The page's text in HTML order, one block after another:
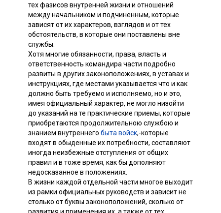
тех фазисов внутренней жизни и отношений
между начальником и подчиненным, которые
зависят от их характеров, взглядов и от тех
обстоятельств, в которые они поставлены вне
службы.
Хотя многие обязанности, права, власть и
ответственность командира части подробно
развиты в других законоположениях, в уставах и
инструкциях, где местами указывается что и как
должно быть требуемо и исполняемо, но и это,
имея официальный характер, не могло низойти
до указаний на те практические приемы, которые
приобретаются продолжительною службою и
знанием внутреннего быта войск,-которые
входят в обыденные их потребности, составляют
иногда неизбежные отступления от общих
правил и в тоже время, как бы дополняют
недосказанное в положениях.
В жизни каждой отдельной части многое выходит
из рамки официальных руководств и зависит не
столько от буквы законоположений, сколько от
развития и применения их, а также от тех